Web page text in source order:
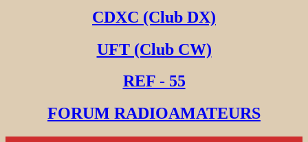
CDXC (Club DX)
UFT (Club CW)
REF - 55
FORUM RADIOAMATEURS